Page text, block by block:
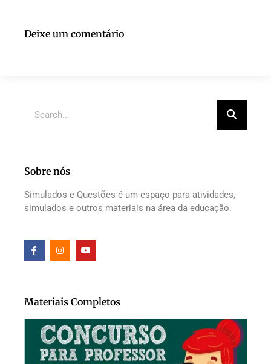
Deixe um comentário
Sobre nós
Simulados e Questões é um espaço para atividades,
simulados e outros materiais na área da educação.
Materiais Completos